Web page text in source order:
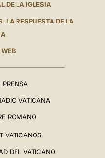
DE LA IGLESIA
LA RESPUESTA DE LA
PRENSA
VATICANA
ROMANO
VATICANOS
DEL VATICANO